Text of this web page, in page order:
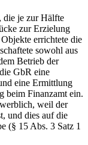
die je zur Hälfte
zur Erzielung
errichtete die
sowohl aus
Betrieb der
GbR eine
eine Ermittlung
beim Finanzamt ein.
weil der
und dies auf die
(§ 15 Abs. 3 Satz 1